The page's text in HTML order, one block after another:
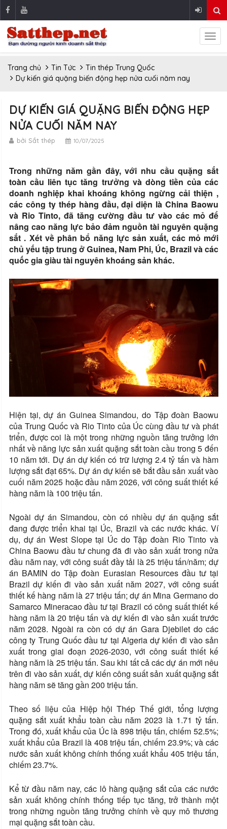
Trang chủ Tin Tức
Tin thép Trung Quốc
Dự kiến giá quặng biến động hẹp nửa cuối năm nay
DỰ KIẾN GIÁ QUẶNG BIẾN ĐỘNG HẸP
NỬA CUỐI NĂM NAY
bởi Sắt thép 10/07/2025
Trong những năm gần đây, với nhu cầu quặng sắt
toàn cầu liên tục tăng trưởng và dòng tiền của các
doanh nghiệp khai khoáng không ngừng cải thiện ,
các công ty thép hàng đầu, đại diện là China Baowu
và Rio Tinto, đã tăng cường đầu tư vào các mỏ để
nâng cao năng lực bảo đảm nguồn tài nguyên quặng
sắt . Xét về phân bổ năng lực sản xuất, các mỏ mới
chủ yếu tập trung ở Guinea, Nam Phi, Úc, Brazil và các
quốc gia giàu tài nguyên khoáng sản khác.
Hiện tại, dự án Guinea Simandou, do Tập đoàn Baowu
của Trung Quốc và Rio Tinto của Úc cùng đầu tư và phát
triển, được coi là một trong những nguồn tăng trưởng lớn
nhất về năng lực sản xuất quặng sắt toàn cầu trong 5 đến
10 năm tới. Dự án dự kiến ​​có trữ lượng 2.4 tỷ tấn và hàm
lượng sắt đạt 65%. Dự án dự kiến ​​sẽ bắt đầu sản xuất vào
cuối năm 2025 hoặc đầu năm 2026, với công suất thiết kế
hàng năm là 100 triệu tấn.
Ngoài dự án Simandou, còn có nhiều dự án quặng sắt
đang được triển khai tại Úc, Brazil và các nước khác. Ví
dụ, dự án West Slope tại Úc do Tập đoàn Rio Tinto và
China Baowu đầu tư chung đã đi vào sản xuất trong nửa
đầu năm nay, với công suất đầy tải là 25 triệu tấn/năm; dự
án BAMIN do Tập đoàn Eurasian Resources đầu tư tại
Brazil dự kiến ​​đi vào sản xuất năm 2027, với công suất
thiết kế hàng năm là 27 triệu tấn; dự án Mina Germano do
Samarco Mineracao đầu tư tại Brazil có công suất thiết kế
hàng năm là 20 triệu tấn và dự kiến ​​đi vào sản xuất trước
năm 2028. Ngoài ra còn có dự án Gara Djebilet do các
công ty Trung Quốc đầu tư tại Algeria dự kiến ​​đi vào sản
xuất trong giai đoạn 2026-2030, với công suất thiết kế
hàng năm là 25 triệu tấn. Sau khi tất cả các dự án mới nêu
trên đi vào sản xuất, dự kiến ​​công suất sản xuất quặng sắt
hàng năm sẽ tăng gần 200 triệu tấn.
Theo số liệu của Hiệp hội Thép Thế giới, tổng lượng
quặng sắt xuất khẩu toàn cầu năm 2023 là 1.71 tỷ tấn.
Trong đó, xuất khẩu của Úc là 898 triệu tấn, chiếm 52.5%;
xuất khẩu của Brazil là 408 triệu tấn, chiếm 23.9%; và các
nước sản xuất không chính thống xuất khẩu 405 triệu tấn,
chiếm 23.7%.
Kể từ đầu năm nay, các lô hàng quặng sắt của các nước
sản xuất không chính thống tiếp tục tăng, trở thành một
trong những nguồn tăng trưởng chính về quy mô thương
mại quặng sắt toàn cầu.